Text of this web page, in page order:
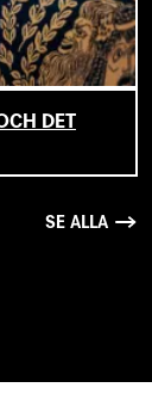
DET
SE ALLA